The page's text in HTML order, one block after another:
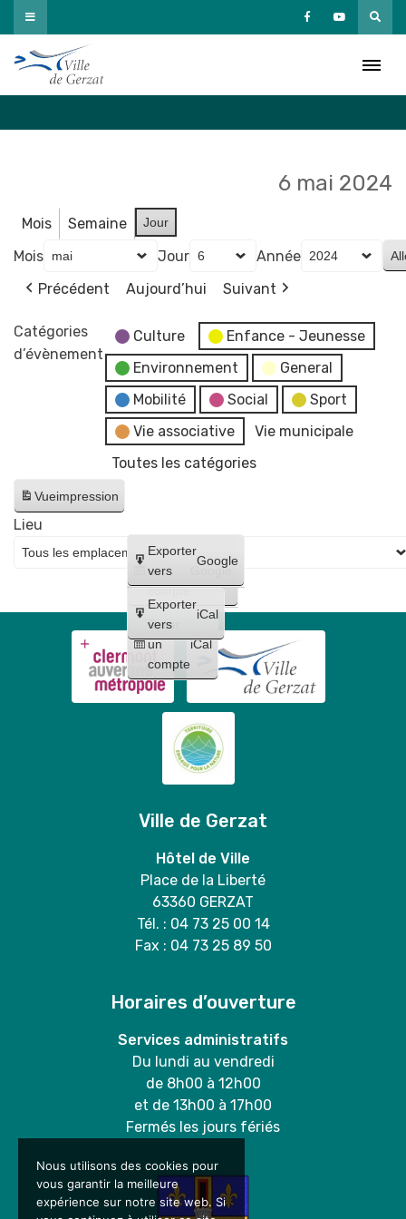
Passer
au
contenu
6 mai 2024
Mois Semaine Jour
Mois Jour
Année
Précédent
Aujourd’hui Suivant
Catégories
d’évènement
Culture
Enfance - Jeunesse
Environnement
General
Mobilité
Social
Sport
Vie associative
Vie municipale
Toutes les catégories
Vueimpression
Créer
un
compte
Google
Créer
un
compte
iCal
Exporter
vers
Google
Exporter
vers
iCal
Lieu
Ville de Gerzat
Hôtel de Ville
Place de la Liberté
63360 GERZAT
Tél. : 04 73 25 00 14
Fax : 04 73 25 89 50
Horaires d’ouverture
Services administratifs
Du lundi au vendredi
de 8h00 à 12h00
et de 13h00 à 17h00
Fermés les jours fériés
Nous utilisons des cookies pour
vous garantir la meilleure
expérience sur notre site web. Si